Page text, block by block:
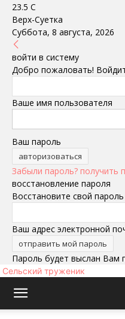
23.5 C
Верх-Суетка
Суббота, 8 августа, 2026
войти в систему
Добро пожаловать!
Ваше имя пользователя
Ваш пароль
Забыли пароль? получить
восстановление пароля
Восстановите свой пароль
Ваш адрес электронной
Пароль будет выслан Вам
Сельский труженик